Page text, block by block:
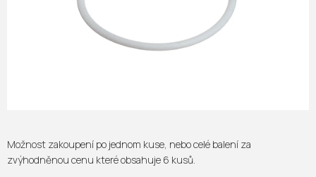
Možnost zakoupení po jednom kuse, nebo celé balení za
zvýhodněnou cenu které obsahuje 6 kusů.